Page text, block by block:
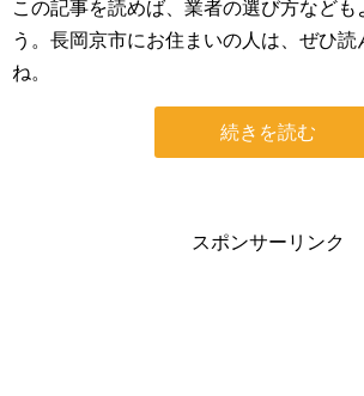
この記事を読めば、業者の選び方なども
う。長岡京市にお住まいの人は、ぜひ読
ね。
続きを読む
スポンサーリンク